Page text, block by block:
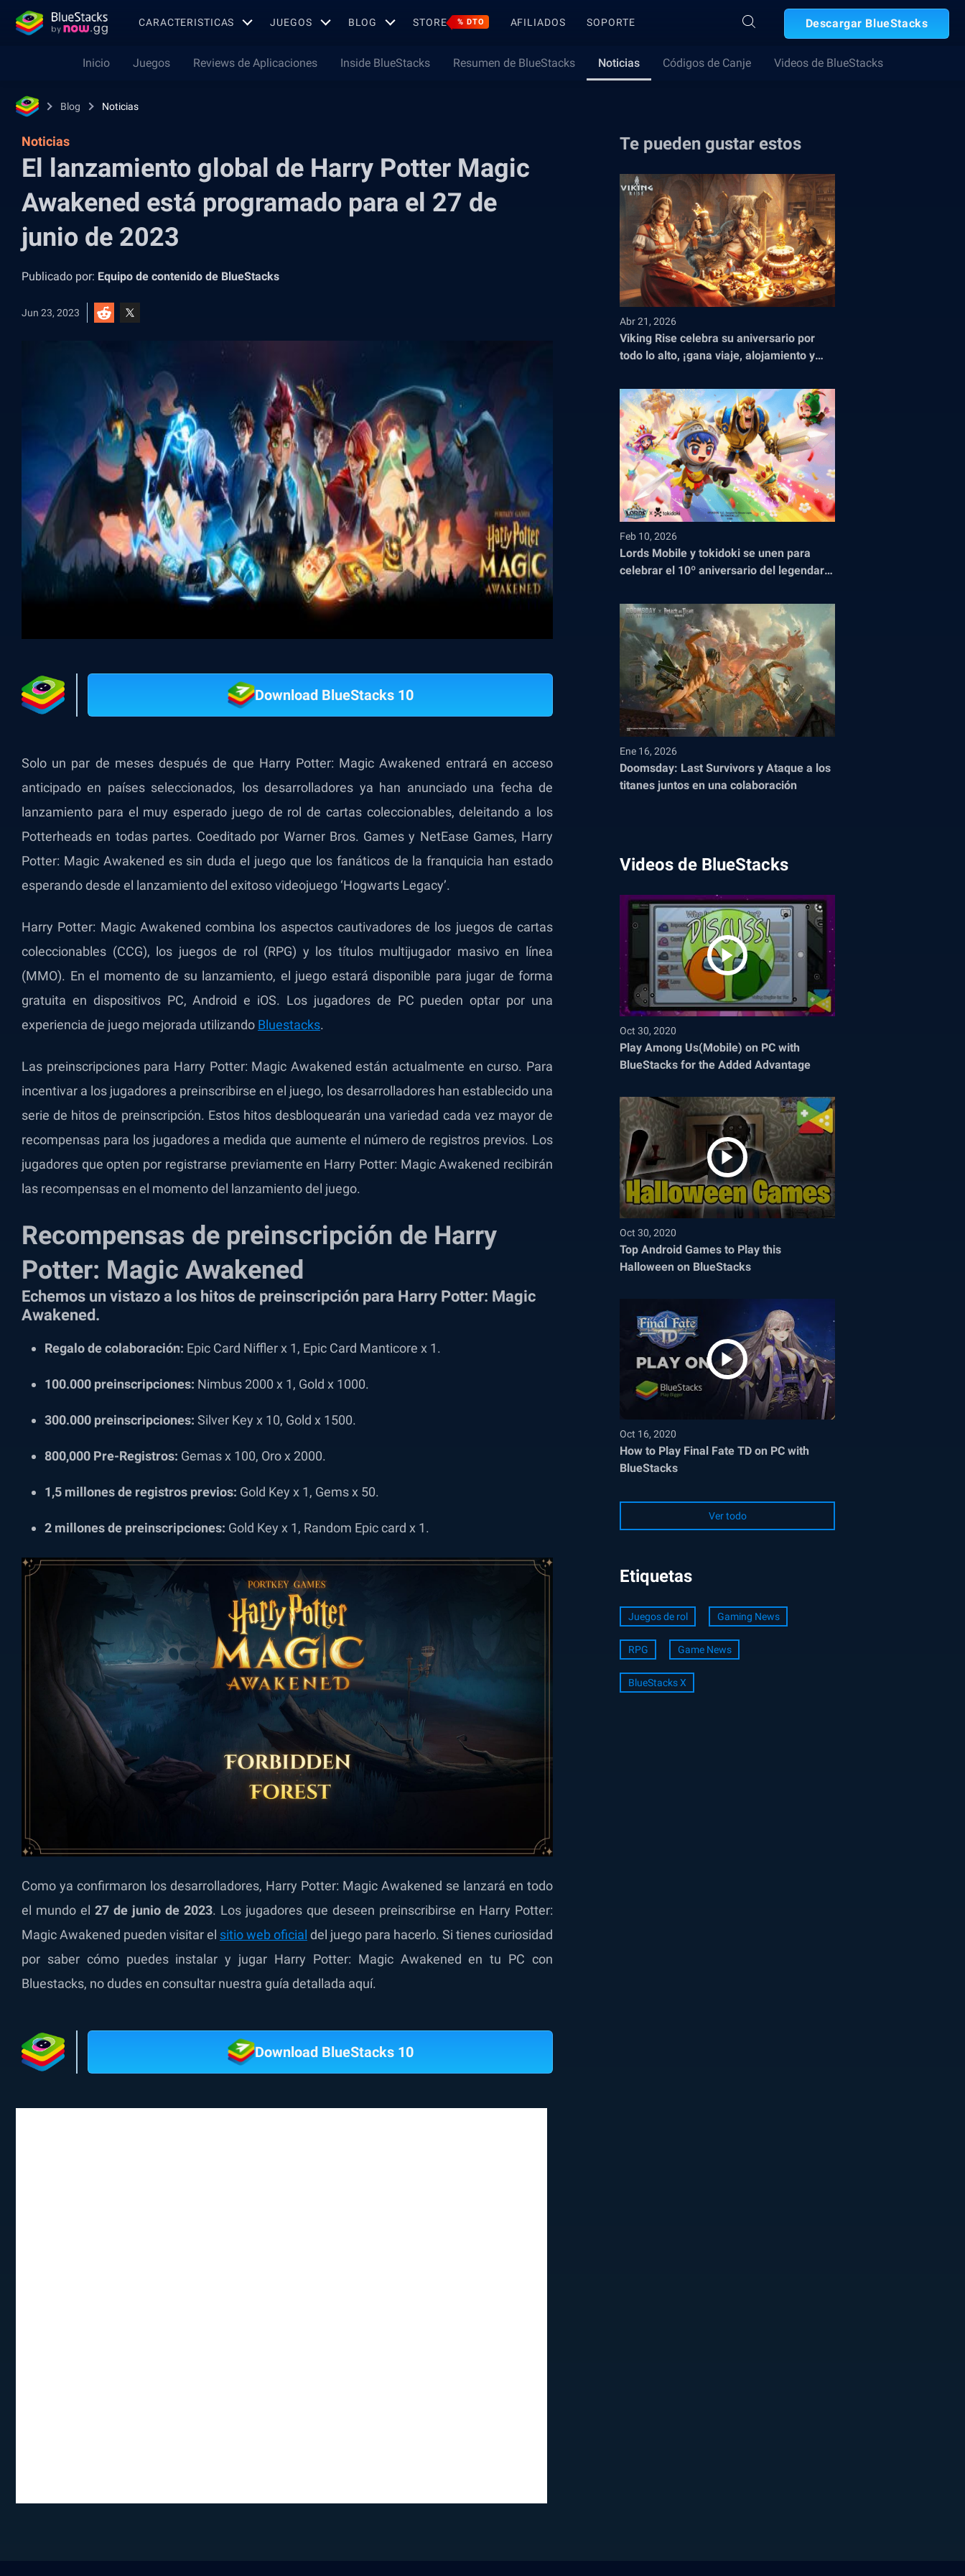
CARACTERISTICAS JUEGOS BLOG STORE % DTO AFILIADOS SOPORTE Descargar BlueStacks
Inicio Juegos Reviews de Aplicaciones Inside BlueStacks Resumen de BlueStacks Noticias Códigos de Canje Videos de BlueStacks
Blog Noticias
Noticias
El lanzamiento global de Harry Potter Magic
Awakened está programado para el 27 de
junio de 2023
Publicado por: Equipo de contenido de BlueStacks
Jun 23, 2023
Download BlueStacks 10
Solo un par de meses después de que Harry Potter: Magic Awakened entrará en acceso
anticipado en países seleccionados, los desarrolladores ya han anunciado una fecha de
lanzamiento para el muy esperado juego de rol de cartas coleccionables, deleitando a los
Potterheads en todas partes. Coeditado por Warner Bros. Games y NetEase Games, Harry
Potter: Magic Awakened es sin duda el juego que los fanáticos de la franquicia han estado
esperando desde el lanzamiento del exitoso videojuego ‘Hogwarts Legacy’.
Harry Potter: Magic Awakened combina los aspectos cautivadores de los juegos de cartas
coleccionables (CCG), los juegos de rol (RPG) y los títulos multijugador masivo en línea
(MMO). En el momento de su lanzamiento, el juego estará disponible para jugar de forma
gratuita en dispositivos PC, Android e iOS. Los jugadores de PC pueden optar por una
experiencia de juego mejorada utilizando Bluestacks.
Las preinscripciones para Harry Potter: Magic Awakened están actualmente en curso. Para
incentivar a los jugadores a preinscribirse en el juego, los desarrolladores han establecido una
serie de hitos de preinscripción. Estos hitos desbloquearán una variedad cada vez mayor de
recompensas para los jugadores a medida que aumente el número de registros previos. Los
jugadores que opten por registrarse previamente en Harry Potter: Magic Awakened recibirán
las recompensas en el momento del lanzamiento del juego.
Recompensas de preinscripción de Harry
Potter: Magic Awakened
Echemos un vistazo a los hitos de preinscripción para Harry Potter: Magic
Awakened.
Regalo de colaboración: Epic Card Niffler x 1, Epic Card Manticore x 1.
100.000 preinscripciones: Nimbus 2000 x 1, Gold x 1000.
300.000 preinscripciones: Silver Key x 10, Gold x 1500.
800,000 Pre-Registros: Gemas x 100, Oro x 2000.
1,5 millones de registros previos: Gold Key x 1, Gems x 50.
2 millones de preinscripciones: Gold Key x 1, Random Epic card x 1.
Como ya confirmaron los desarrolladores, Harry Potter: Magic Awakened se lanzará en todo
el mundo el 27 de junio de 2023. Los jugadores que deseen preinscribirse en Harry Potter:
Magic Awakened pueden visitar el sitio web oficial del juego para hacerlo. Si tienes curiosidad
por saber cómo puedes instalar y jugar Harry Potter: Magic Awakened en tu PC con
Bluestacks, no dudes en consultar nuestra guía detallada aquí.
Download BlueStacks 10
Te pueden gustar estos
Abr 21, 2026
Viking Rise celebra su aniversario por
todo lo alto, ¡gana viaje, alojamiento y
2026!
Feb 10, 2026
Lords Mobile y tokidoki se unen para
celebrar el 10º aniversario del legendario
Ene 16, 2026
Doomsday: Last Survivors y Ataque a los
titanes juntos en una colaboración
Videos de BlueStacks
Oct 30, 2020
Play Among Us(Mobile) on PC with
BlueStacks for the Added Advantage
Oct 30, 2020
Top Android Games to Play this
Halloween on BlueStacks
Oct 16, 2020
How to Play Final Fate TD on PC with
BlueStacks
Ver todo
Etiquetas
Juegos de rol Gaming News
RPG Game News
BlueStacks X